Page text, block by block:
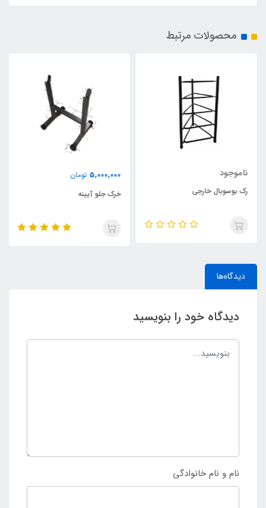
محصولات مرتبط
ناموجود
رک بوسوبال خارجی
5,000,000 تومان
خرک جلو آیینه
دیدگاه‌ها
دیدگاه خود را بنویسید
نام و نام خانوادگی